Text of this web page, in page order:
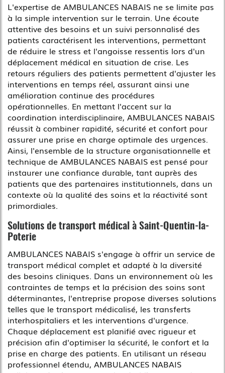
L'expertise de AMBULANCES NABAIS ne se limite pas
à la simple intervention sur le terrain. Une écoute
attentive des besoins et un suivi personnalisé des
patients caractérisent les interventions, permettant
de réduire le stress et l'angoisse ressentis lors d'un
déplacement médical en situation de crise. Les
retours réguliers des patients permettent d'ajuster les
interventions en temps réel, assurant ainsi une
amélioration continue des procédures
opérationnelles. En mettant l'accent sur la
coordination interdisciplinaire, AMBULANCES NABAIS
réussit à combiner rapidité, sécurité et confort pour
assurer une prise en charge optimale des urgences.
Ainsi, l'ensemble de la structure organisationnelle et
technique de AMBULANCES NABAIS est pensé pour
instaurer une confiance durable, tant auprès des
patients que des partenaires institutionnels, dans un
contexte où la qualité des soins et la réactivité sont
primordiales.
Solutions de transport médical à Saint-Quentin-la-
Poterie
AMBULANCES NABAIS s'engage à offrir un service de
transport médical complet et adapté à la diversité
des besoins cliniques. Dans un environnement où les
contraintes de temps et la précision des soins sont
déterminantes, l'entreprise propose diverses solutions
telles que le transport médicalisé, les transferts
interhospitaliers et les interventions d'urgence.
Chaque déplacement est planifié avec rigueur et
précision afin d'optimiser la sécurité, le confort et la
prise en charge des patients. En utilisant un réseau
professionnel étendu, AMBULANCES NABAIS